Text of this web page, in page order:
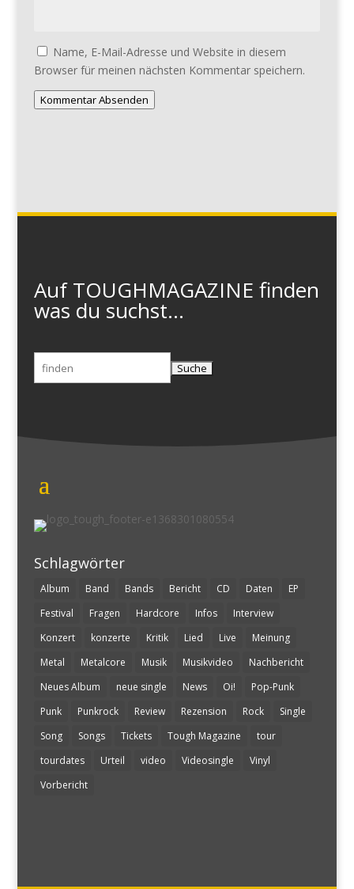
Name, E-Mail-Adresse und Website in diesem
Browser für meinen nächsten Kommentar speichern.
Kommentar Absenden
Auf TOUGHMAGAZINE finden
was du suchst...
Suchen
nach:
Schlagwörter
Album Band Bands Bericht CD Daten
EP
Festival
Fragen Hardcore Infos
Interview
Konzert
konzerte Kritik Lied Live
Meinung
Metal
Metalcore Musik Musikvideo
Nachbericht
Neues Album
neue single News Oi!
Pop-Punk
Punk
Punkrock Review Rezension Rock
Single
Song
Songs Tickets Tough Magazine
tour
tourdates
Urteil video Videosingle
Vinyl
Vorbericht